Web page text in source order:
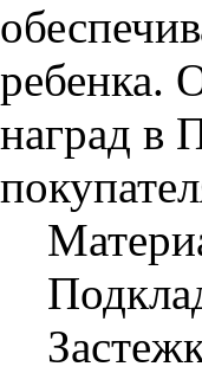
ребенка.
наград в